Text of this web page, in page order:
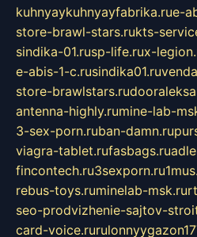
kuhnyaykuhnyayfabrika.rue-
store-brawl-stars.rukts-
sindika-01.rusp-life.rux-
e-abis-1-c.rusindika01.ru
store-brawlstars.ru
antenna-highly.rumine-lab-
3-sex-porn.ruban-damn.ru
viagra-tablet.rufasbags.ru
fincontech.ru3sexporn.ru
rebus-toys.ruminelab-msk.ru
seo-prodvizhenie-sajtov-
card-voice.ru